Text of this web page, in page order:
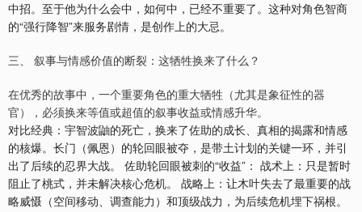
中招。至于他为什么会中，如何中，已经不重要了。这种对角色智商
的“强行降智”来服务剧情，是创作上的大忌。
三、 叙事与情感价值的断裂：这牺牲换来了什么？
在优秀的故事中，一个重要角色的重大牺牲（尤其是象征性的器
官），必须换来等值或超值的叙事收益或情感升华。
对比经典：宇智波鼬的死亡，换来了佐助的成长、真相的揭露和情感
的核爆。长门（佩恩）的轮回眼被夺，是带土计划的关键一环，并引
出了后续的忍界大战。 佐助轮回眼被刺的“收益”： 战术上：只是暂时
阻止了桃式，并未解决核心危机。 战略上：让木叶失去了最重要的战
略威慑（空间移动、调查能力）和顶级战力，为后续危机埋下祸根。